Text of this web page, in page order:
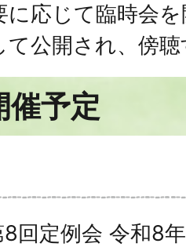
に応じて臨時会
て公開され、傍
催予定
回定例会 令和8